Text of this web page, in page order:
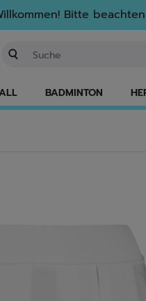
Bitte
BADMINTON